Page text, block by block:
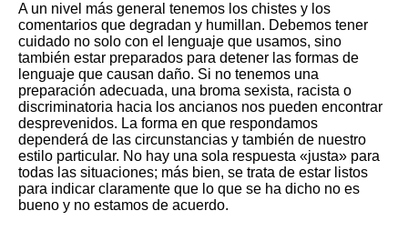
A un nivel más general tenemos los chistes y los
comentarios que degradan y humillan. Debemos tener
cuidado no solo con el lenguaje que usamos, sino
también estar preparados para detener las formas de
lenguaje que causan daño. Si no tenemos una
preparación adecuada, una broma sexista, racista o
discriminatoria hacia los ancianos nos pueden encontrar
desprevenidos. La forma en que respondamos
dependerá de las circunstancias y también de nuestro
estilo particular. No hay una sola respuesta «justa» para
todas las situaciones; más bien, se trata de estar listos
para indicar claramente que lo que se ha dicho no es
bueno y no estamos de acuerdo.